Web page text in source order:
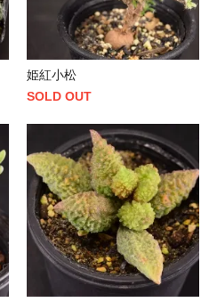
姫紅小松
SOLD OUT